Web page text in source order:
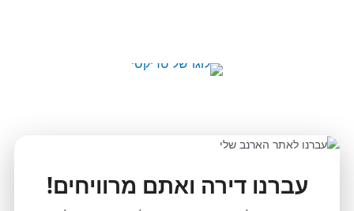
עברנו דירה ואתם מרוויחים!
צעצועים לארנבים תוצרת טריקסי
הצעצועים הטובים ביותר לארנבים שאנחנו מוכרים באתר שלנו הם של
טריקסי. הם עמידים מאוד ולא מתקלקלים או נשברים והם תוכננו כך